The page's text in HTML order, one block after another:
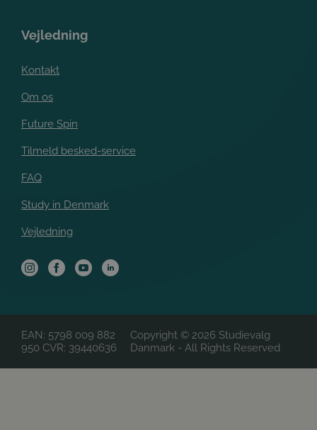
Vejledning
Kontakt
Om os
Future Spin
Tilmeld besked-service
FAQ
Study in Denmark
Vejledning
EAN: 5798 009 882
950 CVR: 39440636
Copyright © 2026 Studievalg
Danmark - All Rights Reserved